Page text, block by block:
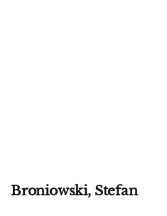
Broniowski, Stefan